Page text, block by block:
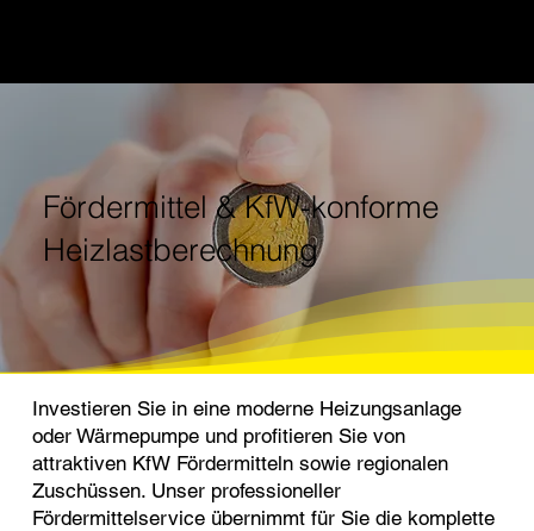
Fördermittel & KfW-konforme
Heizlastberechnung
Investieren Sie in eine moderne Heizungsanlage
oder Wärmepumpe und profitieren Sie von
attraktiven KfW Fördermitteln sowie regionalen
Zuschüssen. Unser professioneller
Fördermittelservice übernimmt für Sie die komplette